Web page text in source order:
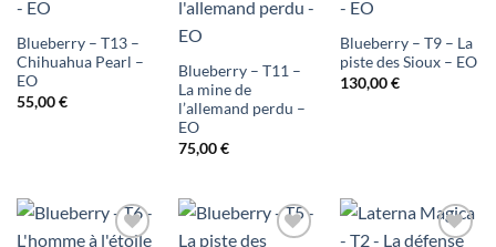
liste
Blueberry – T13 –
Chihuahua Pearl –
EO
55,00€
d'envies
Blueberry – T11 –
La mine de
l’allemand perdu –
EO
75,00€
liste
d'envies
Blueberry – T9 – La
piste des Sioux – EO
130,00€